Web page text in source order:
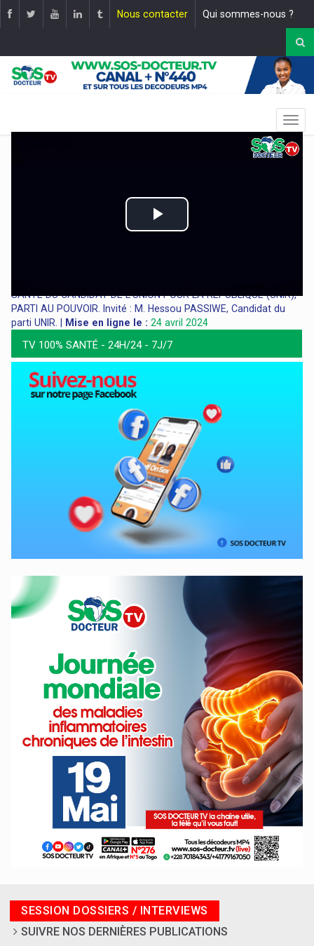
Nous contacter Qui sommes-nous ?
Play
SANTÉ DU CANDIDAT DE L’UNION POUR LA RÉPUBLIQUE (UNIR),
PARTI AU POUVOIR. Invité : M. Hessou PASSIWE, Candidat du
parti UNIR. |
Mise en ligne le : 24 avril 2024
TV 100% SANTÉ - 24H/24 - 7J/7
SESSION DOSSIERS / INTERVIEWS
SUIVRE NOS DERNIÈRES PUBLICATIONS